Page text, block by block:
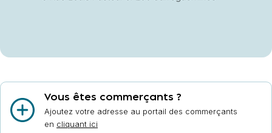
Vous êtes commerçants ?
Ajoutez votre adresse au portail des commerçants
en cliquant ici